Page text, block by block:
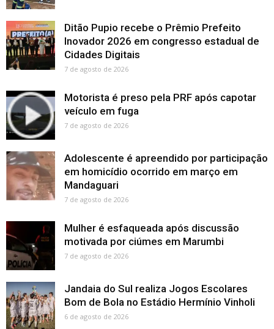
Ditão Pupio recebe o Prêmio Prefeito
Inovador 2026 em congresso estadual de
Cidades Digitais
7 de agosto de 2026
Motorista é preso pela PRF após capotar
veículo em fuga
7 de agosto de 2026
Adolescente é apreendido por participação
em homicídio ocorrido em março em
Mandaguari
7 de agosto de 2026
Mulher é esfaqueada após discussão
motivada por ciúmes em Marumbi
7 de agosto de 2026
Jandaia do Sul realiza Jogos Escolares
Bom de Bola no Estádio Hermínio Vinholi
6 de agosto de 2026